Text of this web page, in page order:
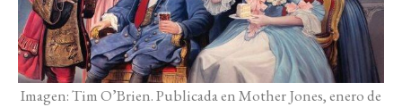
Imagen: Tim O’Brien. Publicada en Mother Jones, enero de